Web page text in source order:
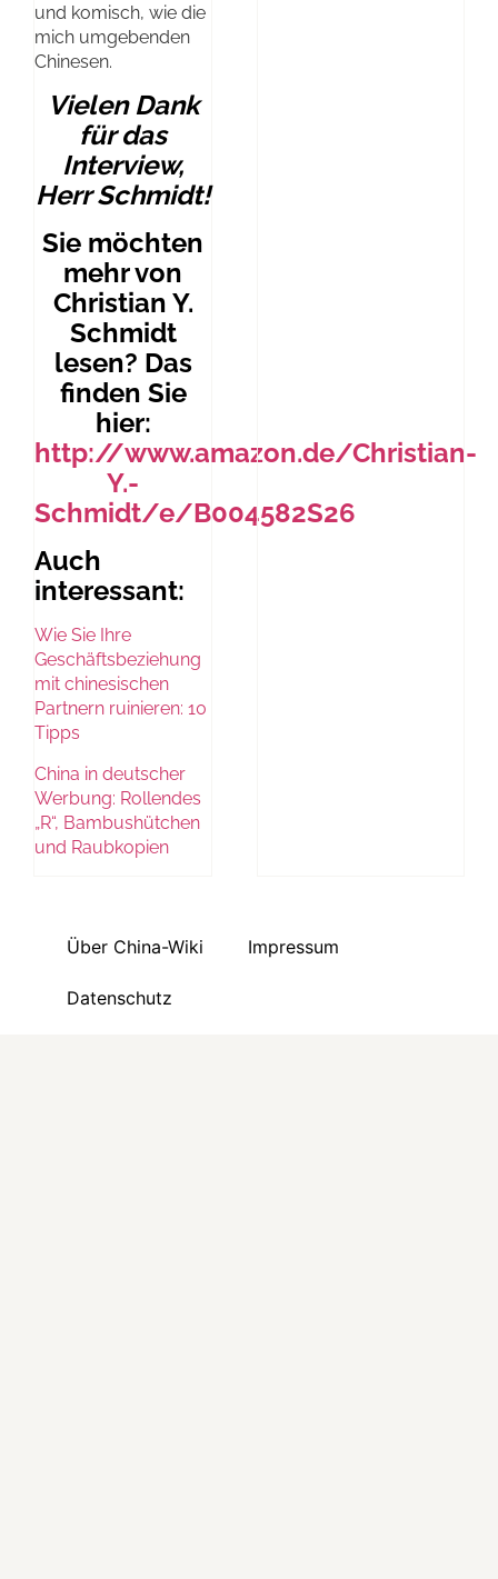
und komisch, wie die
mich umgebenden
Chinesen.
Vielen Dank
für das
Interview,
Herr Schmidt!
Sie möchten
mehr von
Christian Y.
Schmidt
lesen? Das
finden Sie
hier:
http://www.amazon.de/Christian-
Y.-
Schmidt/e/B004582S26
Auch
interessant:
Wie Sie Ihre
Geschäftsbeziehung
mit chinesischen
Partnern ruinieren: 10
Tipps
China in deutscher
Werbung: Rollendes
„R“, Bambushütchen
und Raubkopien
Über China-Wiki Impressum
Datenschutz